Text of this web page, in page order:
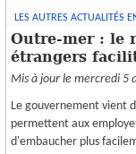
LES AUTRES ACTUALITÉS
Outre-mer : le
étrangers
Mis à jour le mercredi 5
Le gouvernement vient
permettent aux
d'embaucher plus